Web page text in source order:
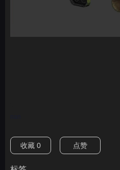
收藏 0 点赞